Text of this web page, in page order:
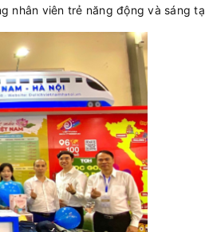
nhân viên trẻ năng động và sáng